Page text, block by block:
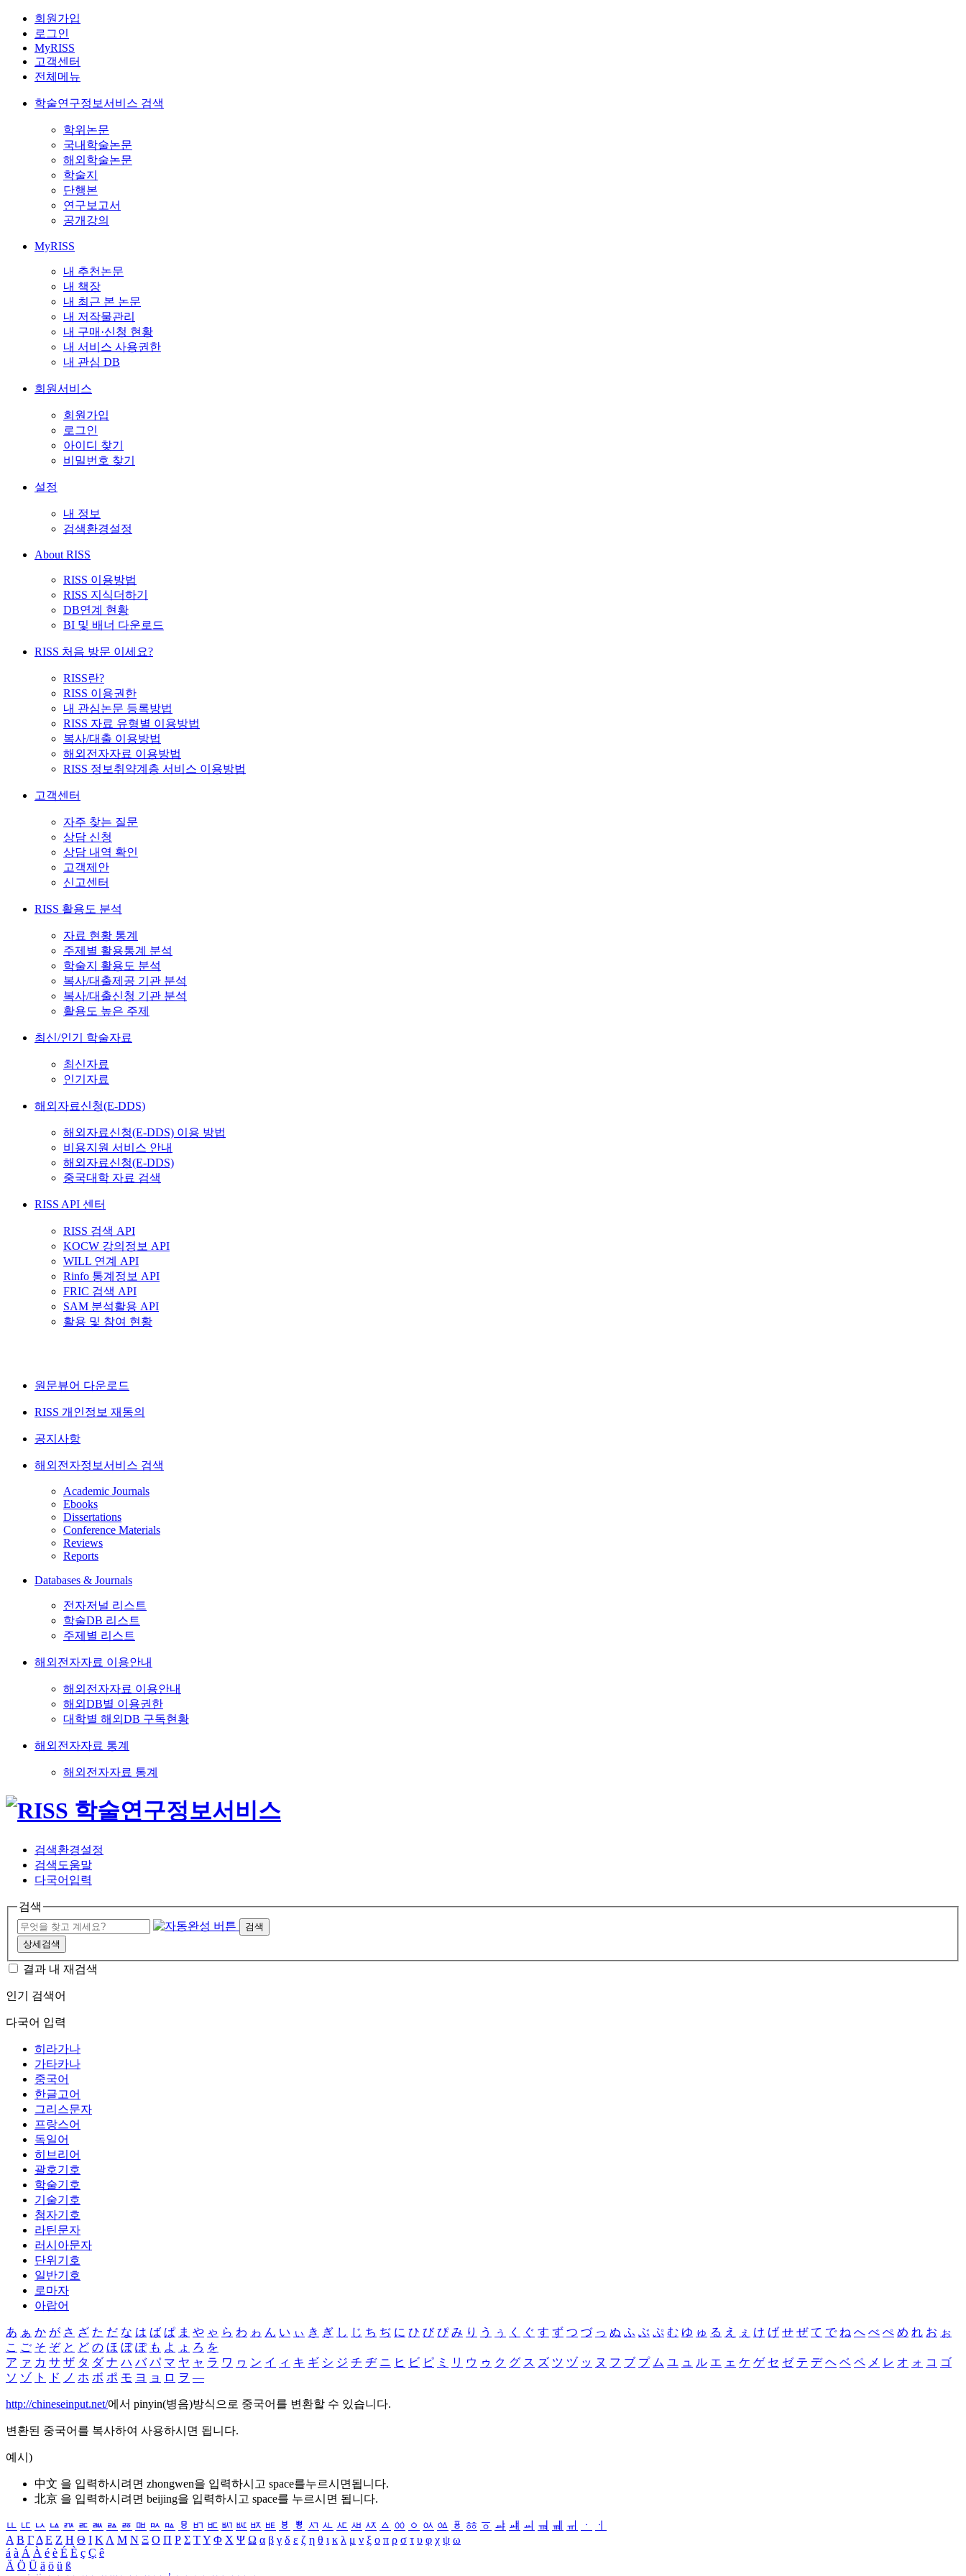
회원가입
로그인
MyRISS
고객센터
전체메뉴
학술연구정보서비스 검색
학위논문
국내학술논문
해외학술논문
학술지
단행본
연구보고서
공개강의
MyRISS
내 추천논문
내 책장
내 최근 본 논문
내 저작물관리
내 구매·신청 현황
내 서비스 사용권한
내 관심 DB
회원서비스
회원가입
로그인
아이디 찾기
비밀번호 찾기
설정
내 정보
검색환경설정
About RISS
RISS 이용방법
RISS 지식더하기
DB연계 현황
BI 및 배너 다운로드
RISS 처음 방문 이세요?
RISS란?
RISS 이용권한
내 관심논문 등록방법
RISS 자료 유형별 이용방법
복사/대출 이용방법
해외전자자료 이용방법
RISS 정보취약계층 서비스 이용방법
고객센터
자주 찾는 질문
상담 신청
상담 내역 확인
고객제안
신고센터
RISS 활용도 분석
자료 현황 통계
주제별 활용통계 분석
학술지 활용도 분석
복사/대출제공 기관 분석
복사/대출신청 기관 분석
활용도 높은 주제
최신/인기 학술자료
최신자료
인기자료
해외자료신청(E-DDS)
해외자료신청(E-DDS) 이용 방법
비용지원 서비스 안내
해외자료신청(E-DDS)
중국대학 자료 검색
RISS API 센터
RISS 검색 API
KOCW 강의정보 API
WILL 연계 API
Rinfo 통계정보 API
FRIC 검색 API
SAM 분석활용 API
활용 및 참여 현황
원문뷰어 다운로드
RISS 개인정보 재동의
공지사항
해외전자정보서비스 검색
Academic Journals
Ebooks
Dissertations
Conference Materials
Reviews
Reports
Databases & Journals
전자저널 리스트
학술DB 리스트
주제별 리스트
해외전자자료 이용안내
해외전자자료 이용안내
해외DB별 이용권한
대학별 해외DB 구독현황
해외전자자료 통계
해외전자자료 통계
검색환경설정
검색도움말
다국어입력
검색
검색
상세검색
결과 내 재검색
인기 검색어
다국어 입력
히라가나
가타카나
중국어
한글고어
그리스문자
프랑스어
독일어
히브리어
괄호기호
학술기호
기술기호
첨자기호
라틴문자
러시아문자
단위기호
일반기호
로마자
아랍어
あ ぁ か が さ ざ た だ な は ば ぱ ま や ゃ ら わ ゎ ん い ぃ き ぎ し じ ち ぢ に ひ び ぴ み り う ぅ く ぐ す ず つ づ っ ぬ ふ ぶ ぷ む ゆ ゅ る え ぇ け げ せ ぜ て で ね へ べ ぺ め れ お ぉ
こ ご そ ぞ と ど の ほ ぼ ぽ も よ ょ ろ を
ア ァ カ サ ザ タ ダ ナ ハ バ パ マ ヤ ャ ラ ワ ヮ ン イ ィ キ ギ シ ジ チ ヂ ニ ヒ ビ ピ ミ リ ウ ゥ ク グ ス ズ ツ ヅ ッ ヌ フ ブ プ ム ユ ュ ル エ ェ ケ ゲ セ ゼ テ デ ヘ ベ ペ メ レ オ ォ コ ゴ
ソ ゾ ト ド ノ ホ ボ ポ モ ヨ ョ ロ ヲ ―
http://chineseinput.net/에서 pinyin(병음)방식으로 중국어를 변환할 수 있습니다.
변환된 중국어를 복사하여 사용하시면 됩니다.
예시)
中文 을 입력하시려면 zhongwen을 입력하시고 space를누르시면됩니다.
北京 을 입력하시려면 beijing을 입력하시고 space를 누르시면 됩니다.
ㅥ ㅦ ㅧ ㅨ ㅩ ㅪ ㅫ ㅬ ㅭ ㅮ ㅯ ㅰ ㅱ ㅲ ㅳ ㅴ ㅵ ㅶ ㅷ ㅸ ㅹ ㅺ ㅻ ㅼ ㅽ ㅾ ㅿ ㆀ ㆁ ㆂ ㆃ ㆄ ㆅ ㆆ ㆇ ㆈ ㆉ ㆊ ㆋ ㆌ ㆍ
ㆎ
Α Β ΓΔ Ε Ζ Η Θ Ι ΚΛ Μ Ν Ξ Ο Π Ρ Σ ΤΥ Φ Χ Ψ Ω α β γ δ ε ζ η θ ι κ λ μ ν ξ ο π ρ σ τ υ φ χ ψ ω
á à Á À é è É È ç Ç ê
Ä Ö Ü ä ö ü ß